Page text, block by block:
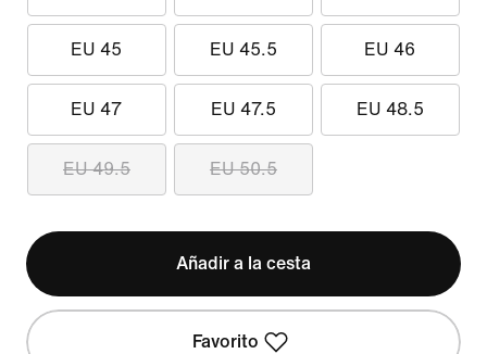
EU 45 EU 45.5 EU 46
EU 47 EU 47.5 EU 48.5
EU 49.5 EU 50.5
Añadir a la cesta
Favorito